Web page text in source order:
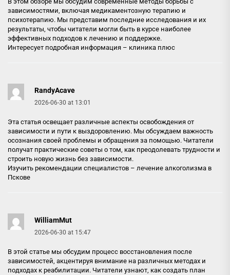
зависимостями, включая медикаментозную терапию и
психотерапию. Мы представим последние исследования и их
результаты, чтобы читатели могли быть в курсе наиболее
эффективных подходов к лечению и поддержке.
Интересует подробная информация – клиника плюс
RandyAcave
2026-06-30 at 13:01
Эта статья освещает различные аспекты освобождения от
зависимости и пути к выздоровлению. Мы обсуждаем важность
осознания своей проблемы и обращения за помощью. Читатели
получат практические советы о том, как преодолевать трудности и
строить новую жизнь без зависимости.
Изучить рекомендации специалистов – лечение алкоголизма в
Пскове
WilliamMut
2026-06-30 at 15:47
В этой статье мы обсудим процесс восстановления после
зависимостей, акцентируя внимание на различных методах и
подходах к реабилитации. Читатели узнают, как создать план